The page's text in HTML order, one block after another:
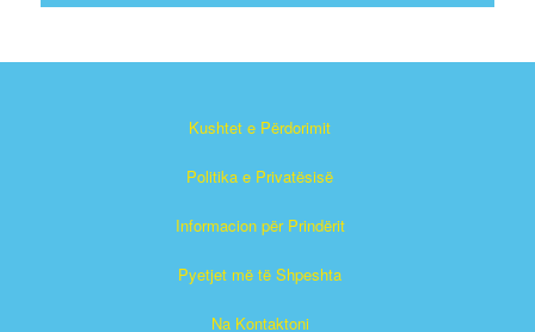
Kushtet e Përdorimit
Politika e Privatësisë
Informacion për Prindërit
Pyetjet më të Shpeshta
Na Kontaktoni